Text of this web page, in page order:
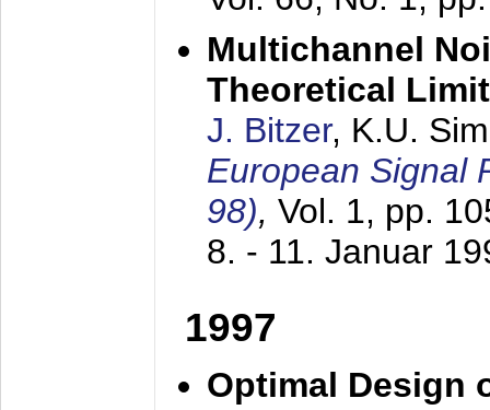
Multichannel
Theoretical
J. Bitzer, K.U.
European Signal
98), Vol. 1, pp.
8. - 11. Januar
1997
Optimal Design